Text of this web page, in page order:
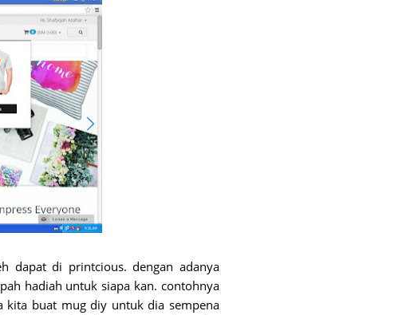
dapat di printcious. dengan adanya
hadiah untuk siapa kan. contohnya
kita buat mug diy untuk dia sempena